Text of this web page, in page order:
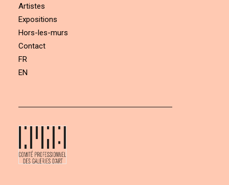
Artistes
Expositions
Hors-les-murs
Contact
FR
EN